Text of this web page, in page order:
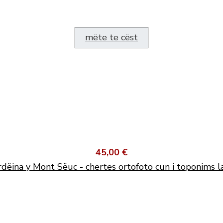
mëte te cëst
45,00 €
y Mont Sëuc - chertes ortofoto cun i toponims